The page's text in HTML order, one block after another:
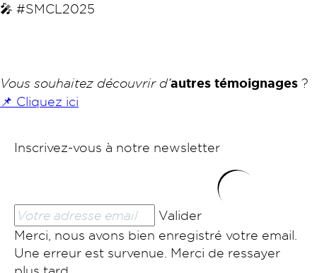
🎤 #SMCL2025
Vous souhaitez découvrir d’autres témoignages ?
📌 Cliquez ici
Inscrivez-vous à notre newsletter
Valider
Merci, nous avons bien enregistré votre email.
Une erreur est survenue. Merci de ressayer